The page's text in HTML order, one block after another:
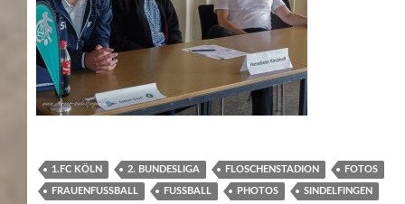
1.FC KÖLN 2. BUNDESLIGA FLOSCHENSTADION FOTOS
FRAUENFUSSBALL FUSSBALL PHOTOS SINDELFINGEN